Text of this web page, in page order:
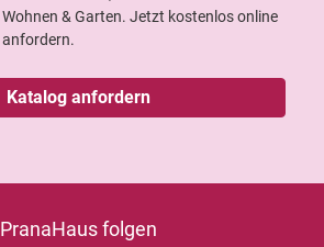
Wohnen & Garten. Jetzt kostenlos online
anfordern.
Katalog anfordern
PranaHaus folgen